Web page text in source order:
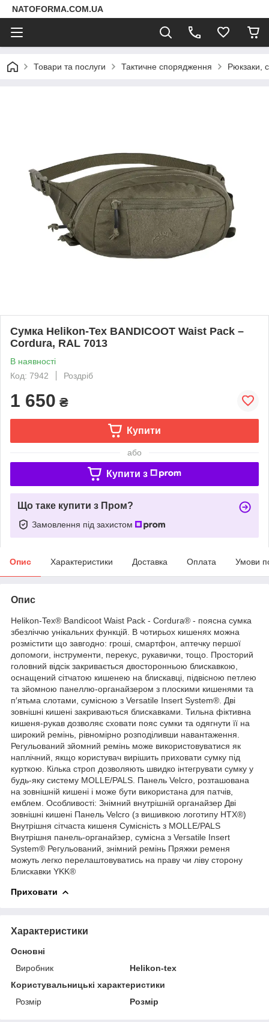
NATOFORMA.COM.UA
Товари та послуги Тактичне спорядження Рюкзаки,
Сумка Helikon-Tex BANDICOOT Waist Pack –
Cordura, RAL 7013
В наявності
Код: 7942
Роздріб
1 650 ₴
Купити
або
Купити з
Що таке купити з Пром?
Замовлення під захистом
Опис Характеристики Доставка Оплата Умови
Опис
Helikon-Tex® Bandicoot Waist Pack - Cordura® - поясна сумка
збезліччю унікальних функцій. В чотирьох кишенях можна
розмістити що завгодно: гроші, смартфон, аптечку першої
допомоги, інструменти, перекус, рукавички, тощо. Просторий
головний відсік закривається двосторонньою блискавкою,
оснащений сітчатою кишенею на блискавці, підвісною петлею
та зйомною панеллю-органайзером з плоскими кишенями та
п′ятьма слотами, сумісною з Versatile Insert System®. Дві
зовнішні кишені закриваються блискавками. Тильна фіктивна
кишеня-рукав дозволяє сховати пояс сумки та одягнути її на
широкий ремінь, рівномірно розподіливши навантаження.
Регульований зйомний ремінь може використовуватися як
наплічний, якщо користувач вирішить приховати сумку під
курткою. Кілька строп дозволяють швидко інтегрувати сумку у
будь-яку систему MOLLE/PALS. Панель Velcro, розташована
на зовнішній кишені і може бути використана для патчів,
емблем. Особливості: Знімний внутрішній органайзер Дві
зовнішні кишені Панель Velcro (з вишивкою логотипу HTX®)
Внутрішня сітчаста кишеня Сумісність з MOLLE/PALS
Внутрішня панель-органайзер, сумісна з Versatile Insert
System® Регульований, знімний ремінь Пряжки ременя
можуть легко перелаштовуватись на праву чи ліву сторону
Блискавки YKK®
Приховати
Характеристики
Основні
Виробник
Helikon-tex
Користувальницькі характеристики
Розмір
Розмір